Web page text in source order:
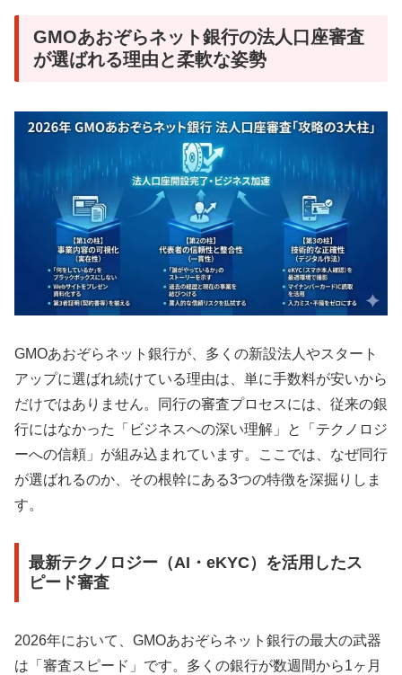
GMOあおぞらネット銀行の法人口座審査
が選ばれる理由と柔軟な姿勢
GMOあおぞらネット銀行が、多くの新設法人やスタート
アップに選ばれ続けている理由は、単に手数料が安いから
だけではありません。同行の審査プロセスには、従来の銀
行にはなかった「ビジネスへの深い理解」と「テクノロジ
ーへの信頼」が組み込まれています。ここでは、なぜ同行
が選ばれるのか、その根幹にある3つの特徴を深掘りしま
す。
最新テクノロジー（AI・eKYC）を活用したス
ピード審査
2026年において、GMOあおぞらネット銀行の最大の武器
は「審査スピード」です。多くの銀行が数週間から1ヶ月